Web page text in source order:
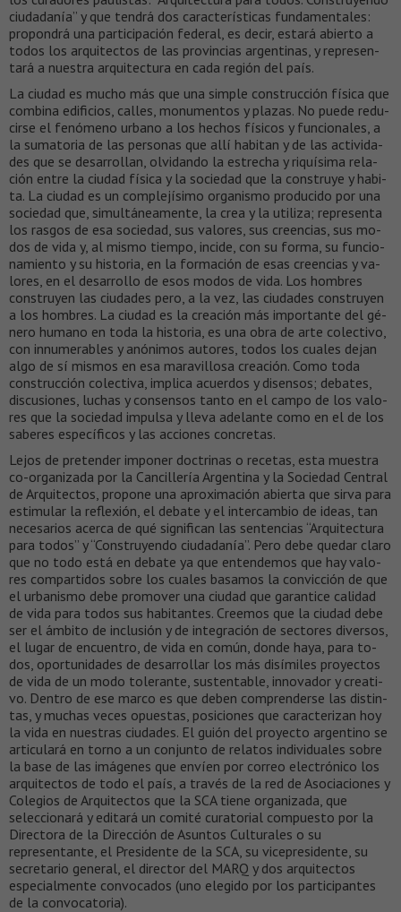
ciudadanía” y que tendrá dos ca­rac­te­rís­ti­cas fun­da­men­ta­les:
pro­po­ndrá una par­ti­ci­pa­ción fe­de­ral, es de­cir, es­tará abier­to a
to­dos los ar­qui­tec­tos de las pro­vin­cias ar­gen­ti­nas, y re­pre­sen­
tará a nues­tra ar­qui­tec­tu­ra en ca­da re­gión del país.
La ciu­dad es mu­cho más que una sim­ple cons­truc­ción fí­si­ca que
com­bi­na edi­fi­cios, ca­lles, mo­nu­men­tos y pla­zas. No pue­de re­du­
cir­se el fe­nó­me­no ur­ba­no a los he­chos fí­si­cos y fun­cio­na­les, a
la su­ma­to­ria de las per­so­nas que allí ha­bi­tan y de las ac­ti­vi­da­
des que se de­sa­rro­llan, ol­vi­dan­do la es­tre­cha y ri­quí­si­ma re­la­
ción en­tre la ciu­dad fí­si­ca y la so­cie­dad que la cons­tru­ye y ha­bi­
ta. La ciu­dad es un com­ple­jí­si­mo or­ga­nis­mo pro­du­ci­do por una
so­cie­dad que, si­mul­tá­nea­men­te, la crea y la uti­li­za; re­pre­sen­ta
los ras­gos de esa so­cie­dad, sus va­lo­res, sus creen­cias, sus mo­
dos de vi­da y, al mis­mo tiem­po, in­ci­de, con su for­ma, su fun­cio­
na­mien­to y su his­to­ria, en la for­ma­ción de esas creen­cias y va­
lo­res, en el de­sa­rro­llo de esos mo­dos de vi­da. Los hom­bres
cons­tru­yen las ciu­da­des pe­ro, a la vez, las ciu­da­des cons­tru­yen
a los hom­bres. La ciu­dad es la crea­ción más im­por­tan­te del gé­
ne­ro hu­ma­no en to­da la his­to­ria, es una obra de ar­te co­lec­ti­vo,
con in­nu­me­ra­bles y anó­ni­mos au­to­res, to­dos los cua­les de­jan
al­go de sí mis­mos en esa ma­ra­vi­llo­sa crea­ción. Co­mo to­da
cons­truc­ción co­lec­ti­va, im­pli­ca acuer­dos y di­sen­sos; de­ba­tes,
dis­cu­sio­nes, lu­chas y con­sen­sos tan­to en el cam­po de los va­lo­
res que la so­cie­dad im­pul­sa y lle­va ade­lan­te co­mo en el de los
sa­be­res es­pe­cí­fi­cos y las ac­cio­nes con­cre­tas.
Le­jos de pre­ten­der im­po­ner doc­tri­nas o re­ce­tas, es­ta muestra
co-organizada por la Cancillería Argentina y la So­cie­dad Cen­tral
de Arqui­tec­tos, pro­po­ne una apro­xi­ma­ción abier­ta que sir­va pa­ra
es­ti­mu­lar la re­fle­xión, el de­ba­te y el in­ter­cam­bio de ideas, tan
necesarios acerca de qué significan las sentencias “Arquitectura
para todos” y “Construyendo ciudadanía”. Pe­ro de­be que­dar cla­ro
que no to­do es­tá en de­ba­te ya que en­ten­de­mos que hay va­lo­
res com­par­ti­dos so­bre los cua­les ba­sa­mos la con­vic­ción de que
el ur­ba­nis­mo de­be pro­mo­ver una ciu­dad que ga­ran­ti­ce ca­li­dad
de vi­da pa­ra to­dos sus ha­bi­tan­tes. Cree­mos que la ciu­dad de­be
ser el ám­bi­to de in­clu­sión y de in­te­gra­ción de sec­to­res di­ver­sos,
el lu­gar de en­cuen­tro, de vi­da en co­mún, don­de ha­ya, pa­ra to­
dos, opor­tu­ni­da­des de de­sa­rro­llar los más di­sí­mi­les pro­yec­tos
de vi­da de un mo­do to­le­ran­te, sus­ten­ta­ble, in­no­va­dor y crea­ti­
vo. Den­tro de ese mar­co es que de­ben com­pren­der­se las dis­tin­
tas, y mu­chas ve­ces opues­tas, po­si­cio­nes que ca­rac­te­ri­zan hoy
la vi­da en nues­tras ciu­da­des. El guión del pro­yec­to ar­gen­ti­no se
ar­ti­cu­lará en tor­no a un con­jun­to de re­la­tos in­di­vi­dua­les so­bre
la ba­se de las imá­ge­nes que envíen por correo electrónico los
ar­qui­tec­tos de to­do el país, a través de la red de Asociaciones y
Colegios de Arquitectos que la SCA tiene organizada, que
seleccionará y edi­tará un comité curatorial compuesto por la
Directora de la Dirección de Asuntos Culturales o su
representante, el Presidente de la SCA, su vicepresidente, su
secretario general, el director del MARQ y dos arquitectos
especialmente convocados (uno elegido por los participantes
de la convocatoria).